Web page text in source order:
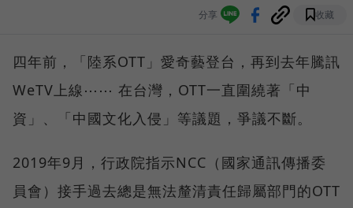
分享 收藏
四年前，「陸系OTT」愛奇藝登台，再到去年騰訊
WeTV上線⋯⋯ 在台灣，OTT一直圍繞著「中
資」、「中國文化入侵」等議題，爭議不斷。
2019年9月，行政院指示NCC（國家通訊傳播委
員會）接手過去總是無法釐清責任歸屬部門的OTT